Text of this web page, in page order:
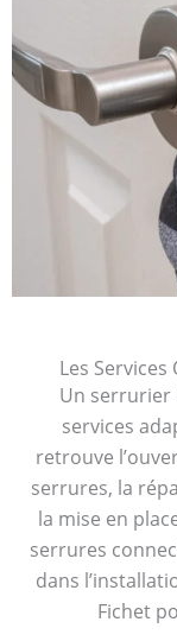
Les
Un serrurier
services
retrouve
serrures, la
la mise en
serrures
dans
Fichet